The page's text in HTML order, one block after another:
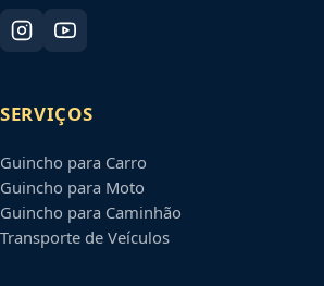
SERVIÇOS
Guincho para Carro
Guincho para Moto
Guincho para Caminhão
Transporte de Veículos